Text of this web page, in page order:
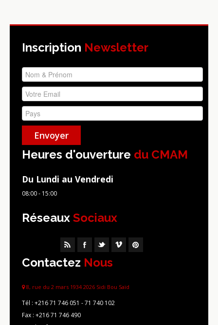
Inscription Newsletter
Heures d'ouverture du CMAM
Du Lundi au Vendredi
08:00 - 15:00
Réseaux Sociaux
Contactez Nous
8, rue du 2 mars 1934 2026 Sidi Bou Saïd
Tél : +216 71 746 051 - 71 740 102
Fax : +216 71 746 490